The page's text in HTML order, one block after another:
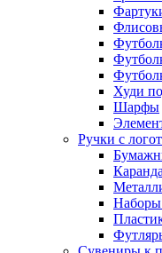
Худи
Шарфы
Ручки с
Наборы